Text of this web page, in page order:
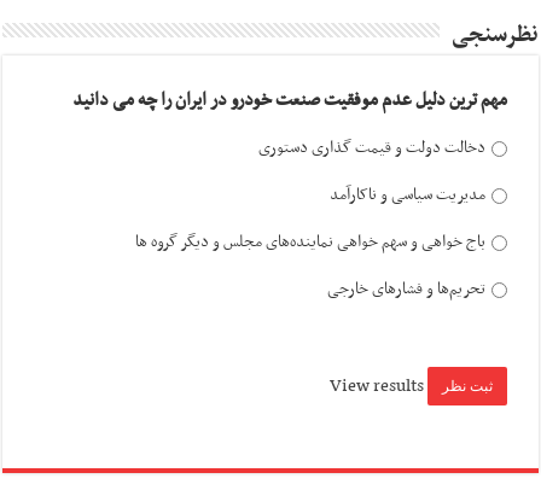
نظرسنجی
مهم ترین دلیل عدم موفقیت صنعت خودرو در ایران را چه می دانید
دخالت دولت و قیمت گذاری دستوری
مدیریت سیاسی و ناکارآمد
باج خواهی و سهم خواهی نماینده‌های مجلس و دیگر گروه ها
تحریم‌ها و فشارهای خارجی
View results